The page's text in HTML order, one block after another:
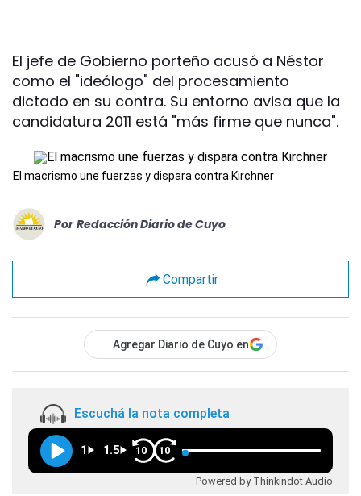
El jefe de Gobierno porteño acusó a Néstor
como el "ideólogo" del procesamiento
dictado en su contra. Su entorno avisa que la
candidatura 2011 está "más firme que nunca".
El macrismo une fuerzas y dispara contra Kirchner
Por Redacción Diario de Cuyo
Compartir
Agregar Diario de Cuyo en
Escuchá la nota completa
1 1.5 10 10
Powered by Thinkindot Audio